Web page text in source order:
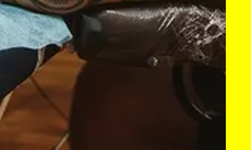
CARTUCCE
CHEYENNE SHADER